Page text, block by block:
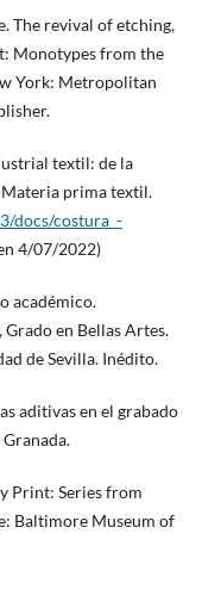
The revival of etching,
Monotypes from the
York: Metropolitan
textil: de la
Materia prima textil.
docs/costura_-
4/07/2022)
académico.
en Bellas Artes.
de Sevilla. Inédito.
aditivas en el grabado
Print: Series from
Baltimore Museum of